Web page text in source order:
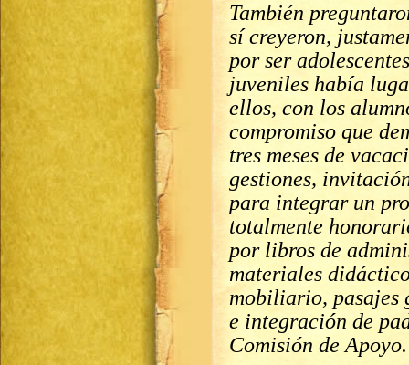
También
sí creyeron,
por ser
juveniles había
ellos, con los
compromiso que
tres meses de
gestiones,
para integrar un
totalmente
por libros de
materiales
mobiliario, pasajes
e integración de
Comisión de Apoyo.